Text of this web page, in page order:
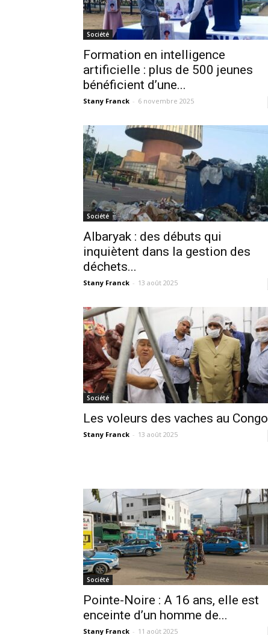
Société
Formation en intelligence
artificielle : plus de 500 jeunes
bénéficient d’une...
Stany Franck - 6 novembre 2025
Société
Albaryak : des débuts qui
inquiètent dans la gestion des
déchets...
Stany Franck - 13 août 2025
Société
Les voleurs des vaches au Congo
Stany Franck - 13 août 2025
Société
Pointe-Noire : A 16 ans, elle est
enceinte d’un homme de...
Stany Franck - 11 août 2025